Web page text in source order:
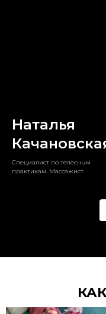
Наталья
Специалист по телесным
практикам. Массажист.